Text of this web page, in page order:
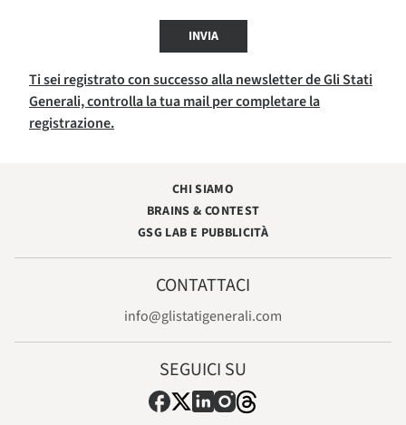
INVIA
Ti sei registrato con successo alla newsletter de Gli Stati
Generali, controlla la tua mail per completare la
registrazione.
CHI SIAMO
BRAINS & CONTEST
GSG LAB E PUBBLICITÀ
CONTATTACI
info@glistatigenerali.com
SEGUICI SU